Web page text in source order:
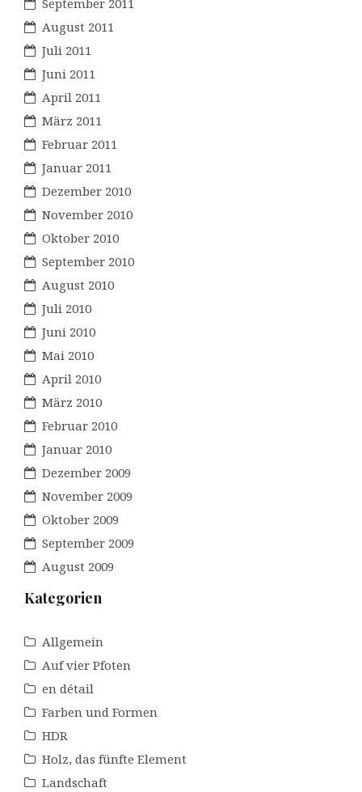
September 2011
August 2011
Juli 2011
Juni 2011
April 2011
März 2011
Februar 2011
Januar 2011
Dezember 2010
November 2010
Oktober 2010
September 2010
August 2010
Juli 2010
Juni 2010
Mai 2010
April 2010
März 2010
Februar 2010
Januar 2010
Dezember 2009
November 2009
Oktober 2009
September 2009
August 2009
Kategorien
Allgemein
Auf vier Pfoten
en détail
Farben und Formen
HDR
Holz, das fünfte Element
Landschaft